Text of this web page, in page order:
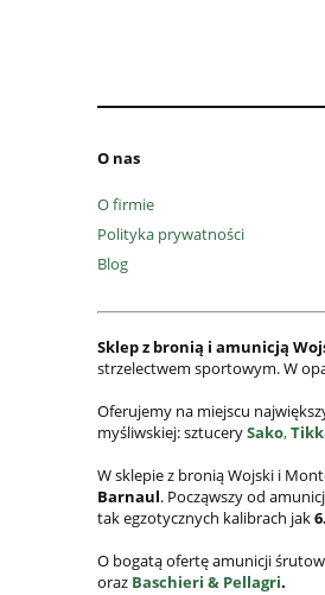
O nas
O firmie
Polityka prywatności
Blog
Sklep z bronią i amunicją
strzelectwem sportowym. W
Oferujemy na miejscu
myśliwskiej: sztucerySako,
W sklepie z bronią Wojski i
Barnaul. Począwszy od
tak egzotycznych kalibrach jak
O bogatą ofertę amunicji
oraz Baschieri & Pellagri.